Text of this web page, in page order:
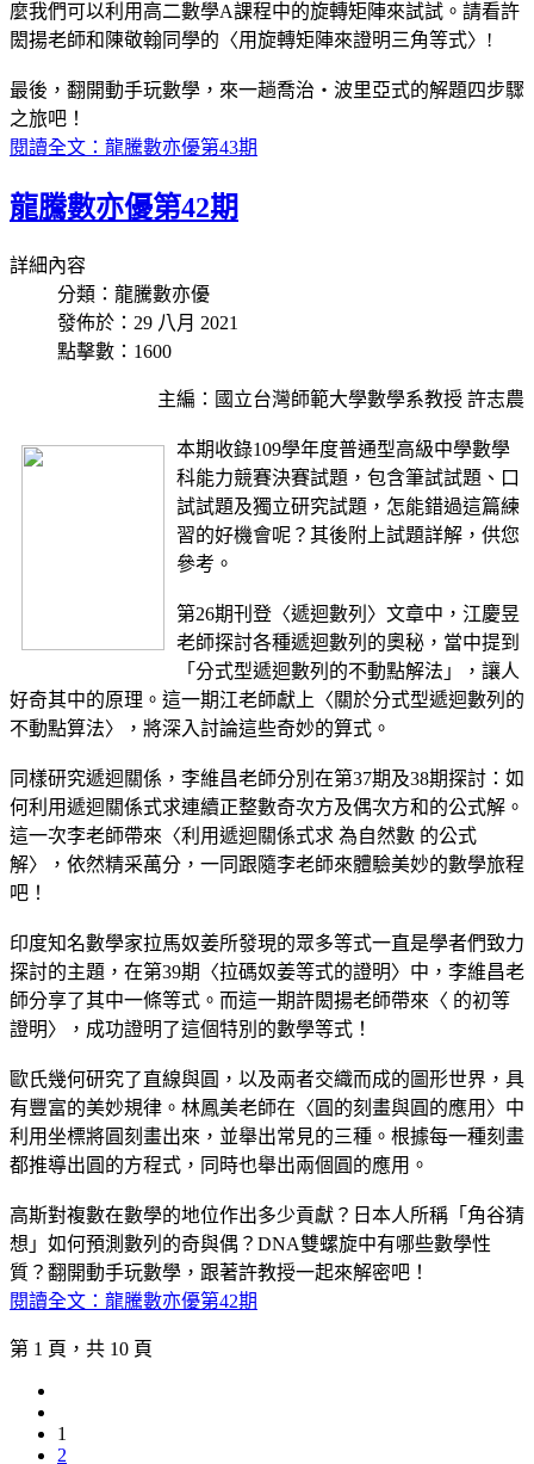
麼我們可以利用高二數學A課程中的旋轉矩陣來試試。請看許
閎揚老師和陳敬翰同學的〈用旋轉矩陣來證明三角等式〉!
最後，翻開動手玩數學，來一趟喬治‧波里亞式的解題四步驟
之旅吧！
閱讀全文：龍騰數亦優第43期
龍騰數亦優第42期
詳細內容
分類：龍騰數亦優
發佈於：29 八月 2021
點擊數：1600
主編：國立台灣師範大學數學系教授 許志農
本期收錄109學年度普通型高級中學數學
科能力競賽決賽試題，包含筆試試題、口
試試題及獨立研究試題，怎能錯過這篇練
習的好機會呢？其後附上試題詳解，供您
參考。
第26期刊登〈遞迴數列〉文章中，江慶昱
老師探討各種遞迴數列的奧秘，當中提到
「分式型遞迴數列的不動點解法」，讓人
好奇其中的原理。這一期江老師獻上〈關於分式型遞迴數列的
不動點算法〉，將深入討論這些奇妙的算式。
同樣研究遞迴關係，李維昌老師分別在第37期及38期探討：如
何利用遞迴關係式求連續正整數奇次方及偶次方和的公式解。
這一次李老師帶來〈利用遞迴關係式求 為自然數 的公式
解〉，依然精采萬分，一同跟隨李老師來體驗美妙的數學旅程
吧！
印度知名數學家拉馬奴姜所發現的眾多等式一直是學者們致力
探討的主題，在第39期〈拉碼奴姜等式的證明〉中，李維昌老
師分享了其中一條等式。而這一期許閎揚老師帶來〈 的初等
證明〉，成功證明了這個特別的數學等式！
歐氏幾何研究了直線與圓，以及兩者交織而成的圖形世界，具
有豐富的美妙規律。林鳳美老師在〈圓的刻畫與圓的應用〉中
利用坐標將圓刻畫出來，並舉出常見的三種。根據每一種刻畫
都推導出圓的方程式，同時也舉出兩個圓的應用。
高斯對複數在數學的地位作出多少貢獻？日本人所稱「角谷猜
想」如何預測數列的奇與偶？DNA雙螺旋中有哪些數學性
質？翻開動手玩數學，跟著許教授一起來解密吧！
閱讀全文：龍騰數亦優第42期
第 1 頁，共 10 頁
1
2